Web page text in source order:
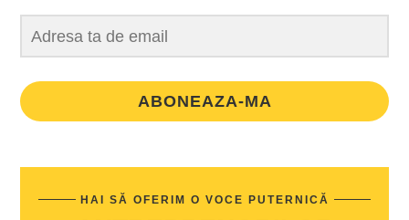
ABONEAZA-MA
HAI SĂ OFERIM O VOCE PUTERNICĂ